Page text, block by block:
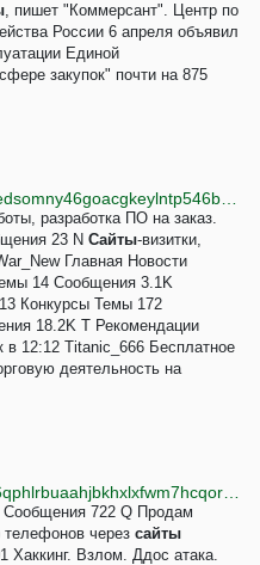
, пишет "Коммерсант". Центр по
России 6 апреля объявил
Единой
закупок" почти на 875
разработка ПО на заказ.
23 N Сайты-визитки,
Главная Новости
14 Сообщения 3.1K
Конкурсы Темы 172
18.2K T Рекомендации
12:12 Titanic_666 Бесплатное
деятельность на
722 Q Продам
через сайты
Хаккинг. Взлом. Ддос атака.